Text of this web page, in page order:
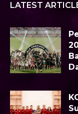
LATEST